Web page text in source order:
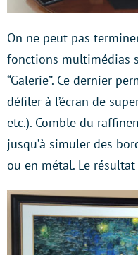
On ne peut pas
fonctions multimédias
“Galerie”. Ce dernier
défiler à l’écran de
etc.). Comble du
jusqu’à simuler des
ou en métal. Le